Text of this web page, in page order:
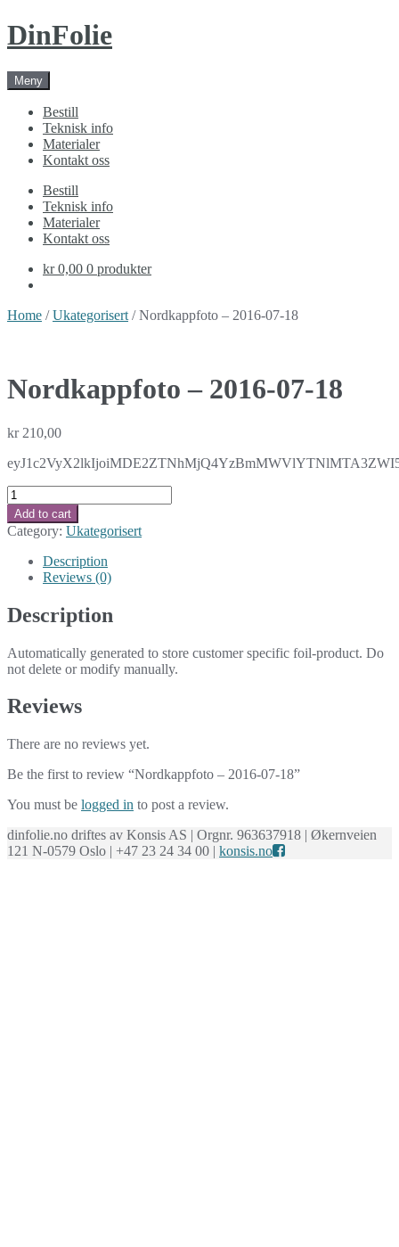
Skip
to
Skip
to
DinFolie
Meny
Bestill
Teknisk info
Materialer
Kontakt oss
Bestill
Teknisk info
Materialer
Kontakt oss
kr 0,00 0 produkter
Home /Ukategorisert / Nordkappfoto – 2016-07-18
Nordkappfoto – 2016-07-18
kr210,00
Nordkappfoto
-
2016-
07-
quantity
Add to cart
Category: Ukategorisert
Description
Reviews (0)
Description
Automatically generated to store customer specific foil-product. Do
not delete or modify manually.
Reviews
There are no reviews yet.
Be the first to review “Nordkappfoto – 2016-07-18”
You must be logged in to post a review.
dinfolie.no driftes av Konsis AS | Orgnr. 963637918 | Økernveien
121 N-0579 Oslo | +47 23 24 34 00 | konsis.no